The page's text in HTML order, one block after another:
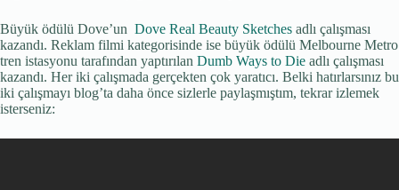
Büyük ödülü Dove’un Dove Real Beauty Sketches adlı çalışması
kazandı. Reklam filmi kategorisinde ise büyük ödülü Melbourne Metro
tren istasyonu tarafından yaptırılan Dumb Ways to Die adlı çalışması
kazandı. Her iki çalışmada gerçekten çok yaratıcı. Belki hatırlarsınız bu
iki çalışmayı blog’ta daha önce sizlerle paylaşmıştım, tekrar izlemek
isterseniz: